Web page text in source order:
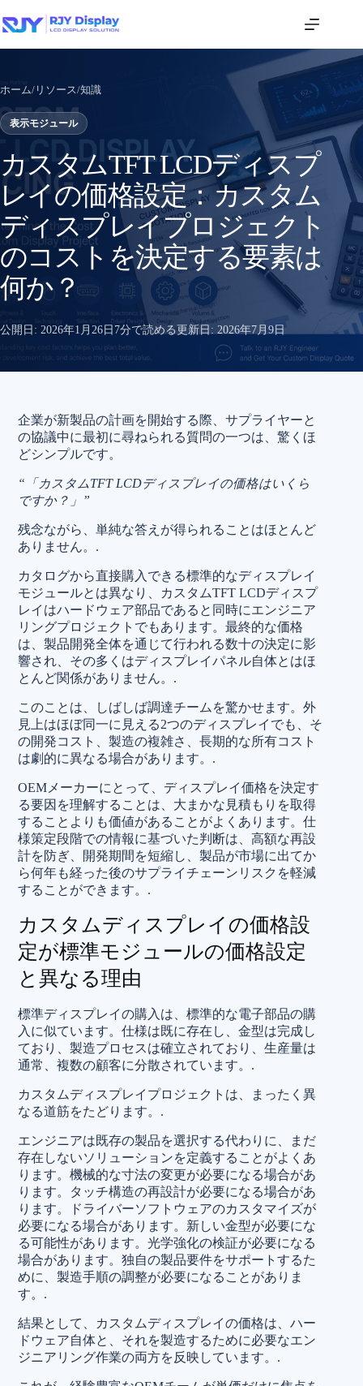
ホーム/ リソース/知識
表示モジュール
カスタムTFT LCDディスプ
レイの価格設定：カスタム
ディスプレイプロジェクト
のコストを決定する要素は
何か？
公開日: 2026年1月26日 7分で読める更新日: 2026年7月9日
企業が新製品の計画を開始する際、サプライヤーと
の協議中に最初に尋ねられる質問の一つは、驚くほ
どシンプルです。
“「カスタムTFT LCDディスプレイの価格はいくら
ですか？」”
残念ながら、単純な答えが得られることはほとんど
ありません。.
カタログから直接購入できる標準的なディスプレイ
モジュールとは異なり、カスタムTFT LCDディスプ
レイはハードウェア部品であると同時にエンジニア
リングプロジェクトでもあります。最終的な価格
は、製品開発全体を通じて行われる数十の決定に影
響され、その多くはディスプレイパネル自体とはほ
とんど関係がありません。.
このことは、しばしば調達チームを驚かせます。外
見上はほぼ同一に見える2つのディスプレイでも、そ
の開発コスト、製造の複雑さ、長期的な所有コスト
は劇的に異なる場合があります。.
OEMメーカーにとって、ディスプレイ価格を決定す
る要因を理解することは、大まかな見積もりを取得
することよりも価値があることがよくあります。仕
様策定段階での情報に基づいた判断は、高額な再設
計を防ぎ、開発期間を短縮し、製品が市場に出てか
ら何年も経った後のサプライチェーンリスクを軽減
することができます。.
カスタムディスプレイの価格設
定が標準モジュールの価格設定
と異なる理由
標準ディスプレイの購入は、標準的な電子部品の購
入に似ています。仕様は既に存在し、金型は完成し
ており、製造プロセスは確立されており、生産量は
通常、複数の顧客に分散されています。.
カスタムディスプレイプロジェクトは、まったく異
なる道筋をたどります。.
エンジニアは既存の製品を選択する代わりに、まだ
存在しないソリューションを定義することがよくあ
ります。機械的な寸法の変更が必要になる場合があ
ります。タッチ構造の再設計が必要になる場合があ
ります。ドライバーソフトウェアのカスタマイズが
必要になる場合があります。新しい金型が必要にな
る可能性があります。光学強化の検証が必要になる
場合があります。独自の製品要件をサポートするた
めに、製造手順の調整が必要になることがありま
す。.
結果として、カスタムディスプレイの価格は、ハー
ドウェア自体と、それを製造するために必要なエン
ジニアリング作業の両方を反映しています。.